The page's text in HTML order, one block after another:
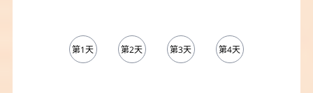
第1天 第2天 第3天 第4天